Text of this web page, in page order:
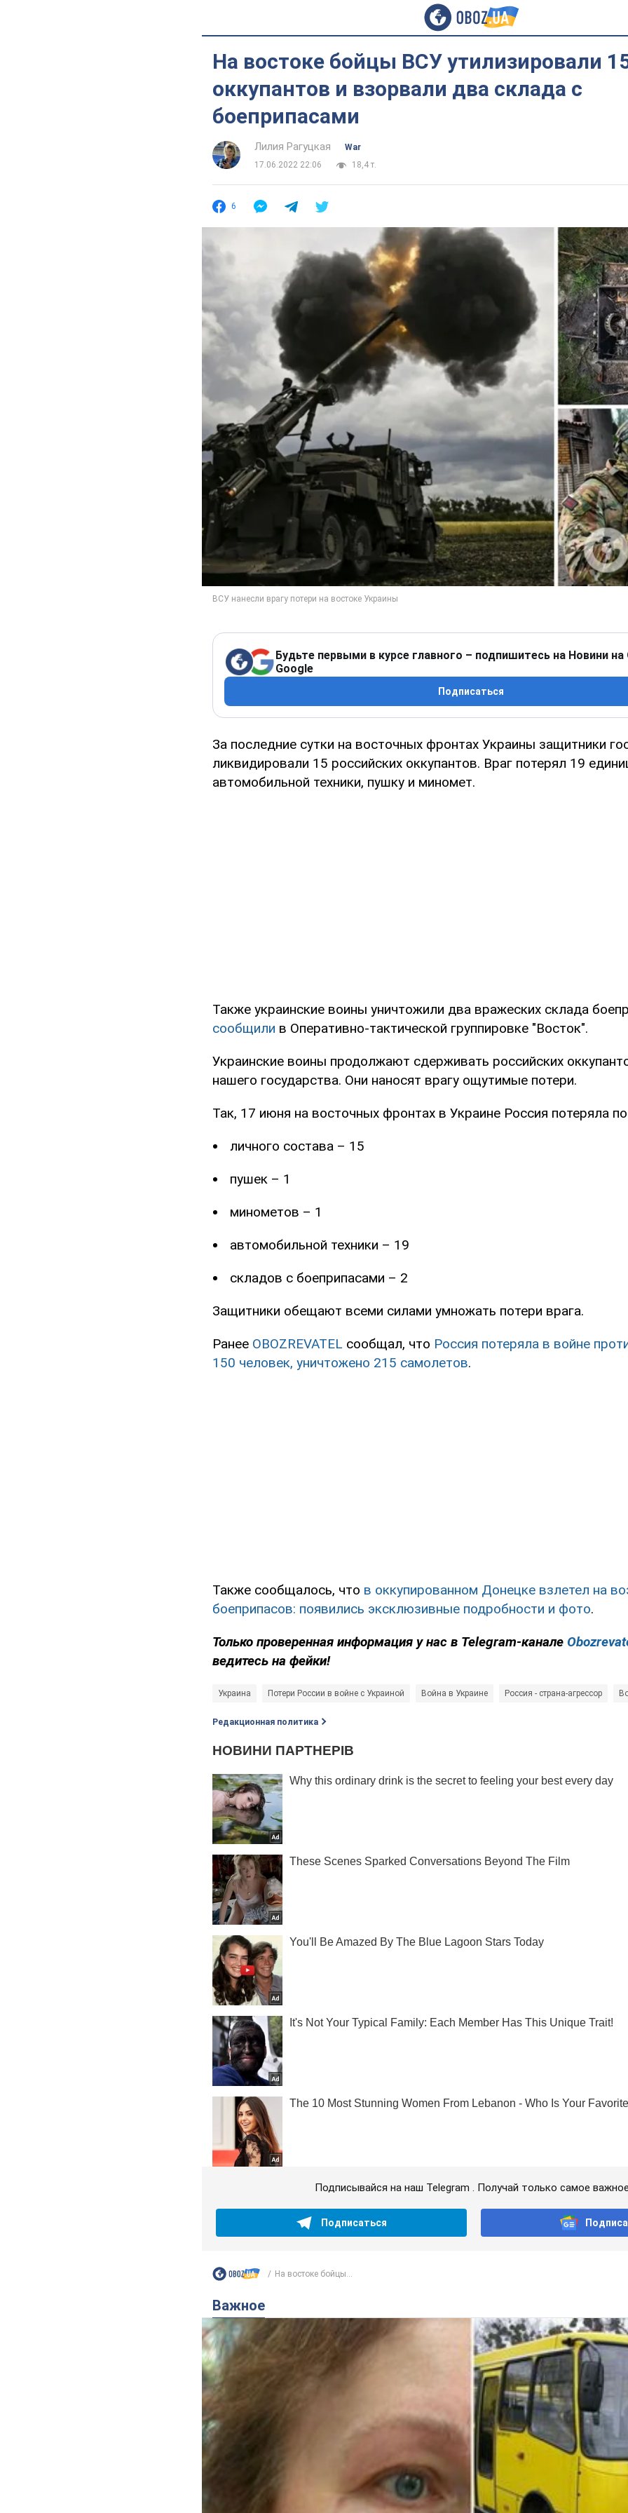
На востоке бойцы ВСУ утилизировали
оккупантов и взорвали два склада с
боеприпасами
Лилия Рагуцкая
War
17.06.2022 22:06
18,4 т.
6
Будьте первыми в курсе главного – подпишитесь на Новини на
Google
Подписаться
За последние сутки на восточных фронтах Украины защитники
ликвидировали 15 российских оккупантов. Враг потерял 19
автомобильной техники, пушку и миномет.
Также украинские воины уничтожили два вражеских склада
сообщили в Оперативно-тактической группировке "Восток".
Украинские воины продолжают сдерживать российских
нашего государства. Они наносят врагу ощутимые потери.
Так, 17 июня на восточных фронтах в Украине Россия потеряла
личного состава – 15
пушек – 1
минометов – 1
автомобильной техники – 19
складов с боеприпасами – 2
Защитники обещают всеми силами умножать потери врага.
Ранее OBOZREVATEL сообщал, что Россия потеряла в войне
150 человек, уничтожено 215 самолетов.
Также сообщалось, что в оккупированном Донецке взлетел на
боеприпасов: появились эксклюзивные подробности и фото.
Только проверенная информация у нас в Telegram-канале
ведитесь на фейки!
Украина Потери России в войне с Украиной Война в Украине Россия - страна-агрессор
Редакционная политика
Подписывайся на наш Telegram . Получай только самое
Подписаться
На востоке бойцы...
Важное